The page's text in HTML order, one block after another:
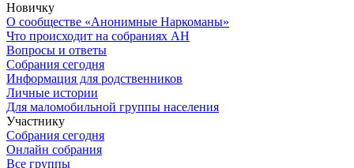
Новичку
О сообществе «Анонимные Наркоманы»
Что происходит на собраниях АН
Вопросы и ответы
Собрания сегодня
Информация для родственников
Личные истории
Для маломобильной группы населения
Участнику
Собрания сегодня
Онлайн собрания
Все группы